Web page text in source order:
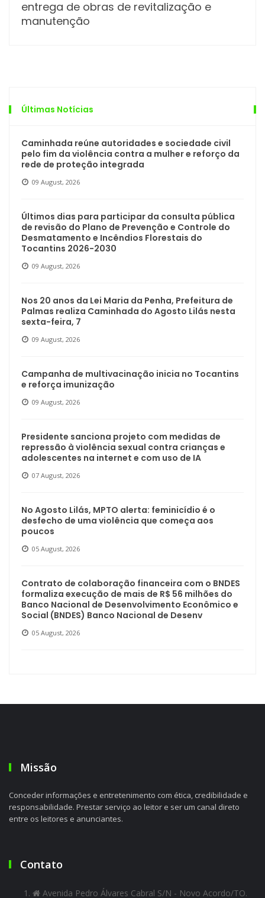
entrega de obras de revitalização e
manutenção
Últimas Notícias
Caminhada reúne autoridades e sociedade civil
pelo fim da violência contra a mulher e reforço da
rede de proteção integrada
09 August, 2026
Últimos dias para participar da consulta pública
de revisão do Plano de Prevenção e Controle do
Desmatamento e Incêndios Florestais do
Tocantins 2026-2030
09 August, 2026
Nos 20 anos da Lei Maria da Penha, Prefeitura de
Palmas realiza Caminhada do Agosto Lilás nesta
sexta-feira, 7
09 August, 2026
Campanha de multivacinação inicia no Tocantins
e reforça imunização
09 August, 2026
Presidente sanciona projeto com medidas de
repressão à violência sexual contra crianças e
adolescentes na internet e com uso de IA
07 August, 2026
No Agosto Lilás, MPTO alerta: feminicídio é o
desfecho de uma violência que começa aos
poucos
05 August, 2026
Contrato de colaboração financeira com o BNDES
formaliza execução de mais de R$ 56 milhões do
Banco Nacional de Desenvolvimento Econômico e
Social (BNDES) Banco Nacional de Desenv
05 August, 2026
Missão
Conceder informações e entretenimento com ética, credibilidade e
responsabilidade. Prestar serviço ao leitor e ser um canal direto
entre os leitores e anunciantes.
Contato
Avenida Pedro Álvares Cabral S/N - Novo Acordo/TO.